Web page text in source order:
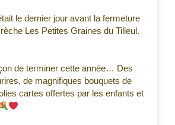
le dernier jour avant la fermeture
Les Petites Graines du Tilleul.
de terminer cette année… Des
de magnifiques bouquets de
cartes offertes par les enfants et